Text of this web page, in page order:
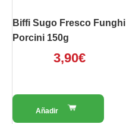
Biffi Sugo Fresco Funghi
Porcini 150g
3,90€